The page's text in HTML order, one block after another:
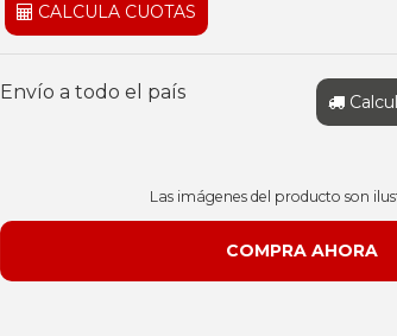
CALCULA CUOTAS
Envío a todo el país
Las imágenes del producto son